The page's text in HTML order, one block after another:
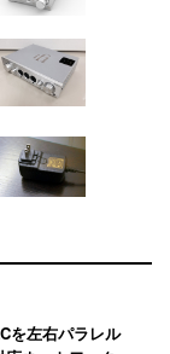
を左右パラレル